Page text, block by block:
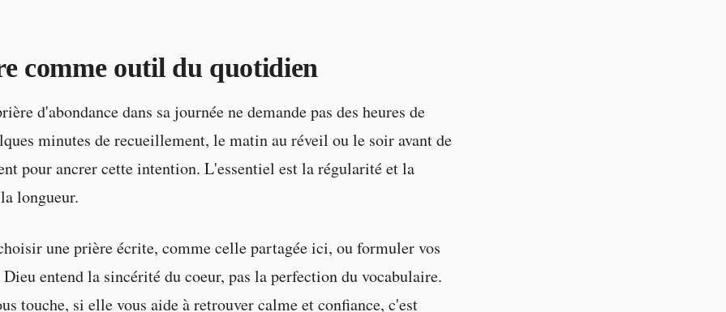
comme outil du quotidien
d'abondance dans sa journée ne demande pas des heures de
minutes de recueillement, le matin au réveil ou le soir avant de
pour ancrer cette intention. L'essentiel est la régularité et la
longueur.
une prière écrite, comme celle partagée ici, ou formuler vos
entend la sincérité du coeur, pas la perfection du vocabulaire.
touche, si elle vous aide à retrouver calme et confiance, c'est